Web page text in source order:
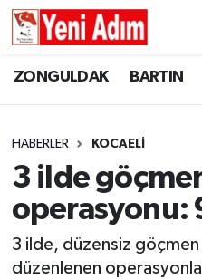
ZONGULDAK BARTIN
HABERLER KOCAELİ
3 ilde
operasyonu:
3 ilde, düzensiz göçmen
düzenlenen
ZONGULDAK
GÜNCEL
SİYASET
ZONGULDAK
GENEL
SPOR
Zonguldak Hava
Tüm Manşetler
Son Dakika Haberleri